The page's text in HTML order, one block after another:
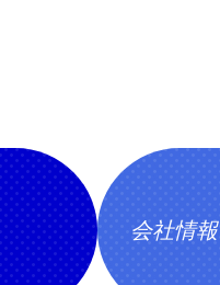
会社情報